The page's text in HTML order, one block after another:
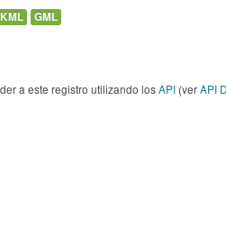
KML GML
a este registro utilizando losAPI (verAPI